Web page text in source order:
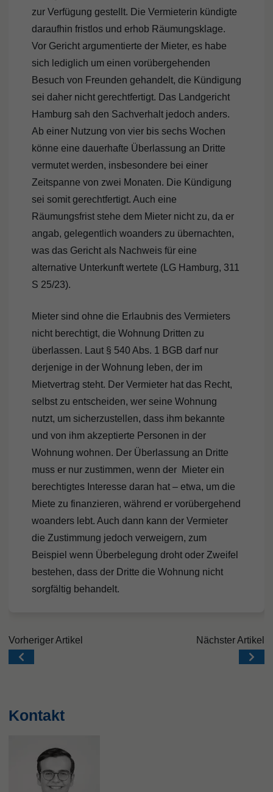
zur Verfügung gestellt. Die Vermieterin kündigte
daraufhin fristlos und erhob Räumungsklage.
Vor Gericht argumentierte der Mieter, es habe
sich lediglich um einen vorübergehenden
Besuch von Freunden gehandelt, die Kündigung
sei daher nicht gerechtfertigt. Das Landgericht
Hamburg sah den Sachverhalt jedoch anders.
Ab einer Nutzung von vier bis sechs Wochen
könne eine dauerhafte Überlassung an Dritte
vermutet werden, insbesondere bei einer
Zeitspanne von zwei Monaten. Die Kündigung
sei somit gerechtfertigt. Auch eine
Räumungsfrist stehe dem Mieter nicht zu, da er
angab, gelegentlich woanders zu übernachten,
was das Gericht als Nachweis für eine
alternative Unterkunft wertete (LG Hamburg, 311
S 25/23).
Mieter sind ohne die Erlaubnis des Vermieters
nicht berechtigt, die Wohnung Dritten zu
überlassen. Laut § 540 Abs. 1 BGB darf nur
derjenige in der Wohnung leben, der im
Mietvertrag steht. Der Vermieter hat das Recht,
selbst zu entscheiden, wer seine Wohnung
nutzt, um sicherzustellen, dass ihm bekannte
und von ihm akzeptierte Personen in der
Wohnung wohnen. Der Überlassung an Dritte
muss er nur zustimmen, wenn der Mieter ein
berechtigtes Interesse daran hat – etwa, um die
Miete zu finanzieren, während er vorübergehend
woanders lebt. Auch dann kann der Vermieter
die Zustimmung jedoch verweigern, zum
Beispiel wenn Überbelegung droht oder Zweifel
bestehen, dass der Dritte die Wohnung nicht
sorgfältig behandelt.
Beitragsnavigation
Vorheriger Artikel Nächster Artikel
Kontakt